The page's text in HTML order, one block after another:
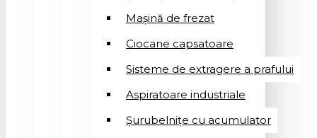
Mașină de frezat
Ciocane capsatoare
Sisteme de extragere a prafului
Aspiratoare industriale
Șurubelnițe cu acumulator